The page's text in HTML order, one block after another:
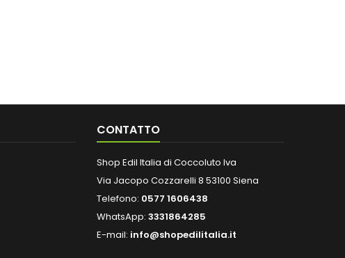
CONTATTO
Shop Edil Italia di Coccoluto Iva
Via Jacopo Cozzarelli 8 53100 Siena
Telefono: 0577 1606438
WhatsApp: 3331864285
E-mail: info@shopedilitalia.it